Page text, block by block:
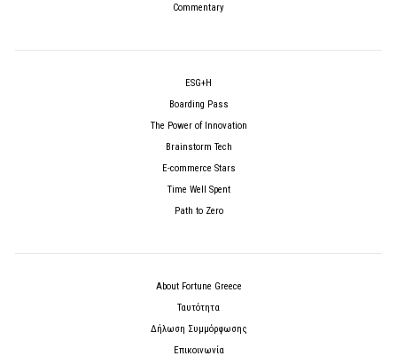
Commentary
ESG+H
Boarding Pass
The Power of Innovation
Brainstorm Tech
E-commerce Stars
Time Well Spent
Path to Zero
About Fortune Greece
Ταυτότητα
Δήλωση Συμμόρφωσης
Επικοινωνία